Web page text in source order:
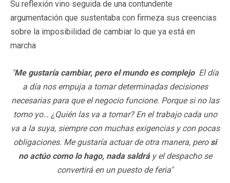
Su reflexión vino seguida de una contundente
argumentación que sustentaba con firmeza sus creencias
sobre la imposibilidad de cambiar lo que ya está en
marcha
"Me gustaría cambiar, pero el mundo es complejoEl día
a día nos empuja a tomar determinadas decisiones
necesarias para que el negocio funcione. Porque si no las
tomo yo… ¿Quién las va a tomar? En el trabajo cada uno
va a la suya, siempre con muchas exigencias y con pocas
obligaciones. Me gustaría actuar de otra manera, pero si
no actúo como lo hago, nada saldrá y el despacho se
convertirá en un puesto de feria"